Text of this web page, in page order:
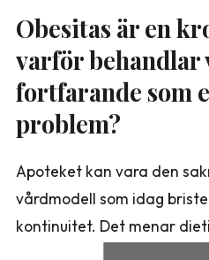
Obesitas är en
varför behandlar
fortfarande som
problem?
Apoteket kan vara den
vårdmodell som idag
kontinuitet. Det menar